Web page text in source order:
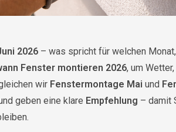
2026 – was spricht für welchen
Fenster montieren 2026, um Wetter,
wir Fenstermontage Mai und
geben eine klare Empfehlung – damit